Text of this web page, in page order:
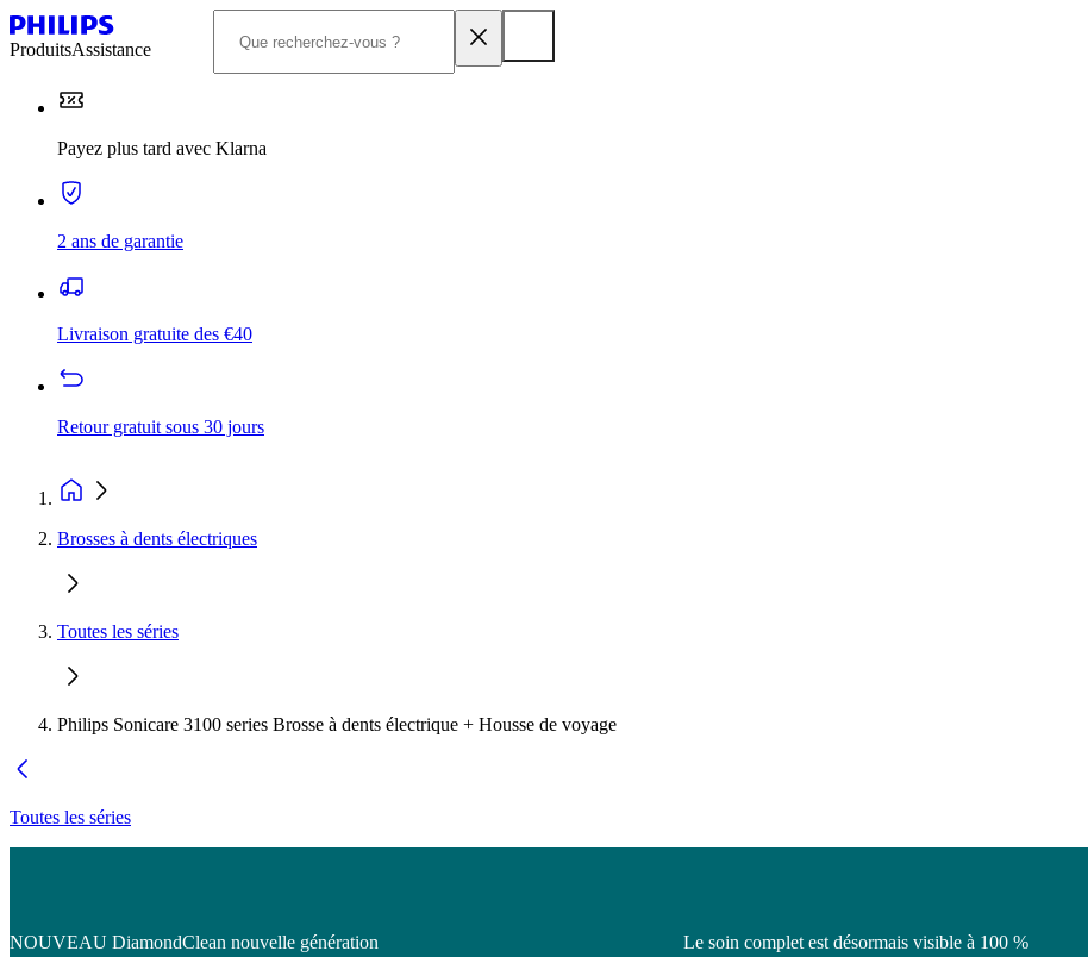
ProduitsAssistance
Payez plus tard avec Klarna
2 ans de garantie
Livraison gratuite des €40
Retour gratuit sous 30 jours
Brosses à dents électriques
Toutes les séries
Philips Sonicare 3100 series Brosse à dents électrique + Housse de voyage
Toutes les séries
NOUVEAU DiamondClean nouvelle génération Le soin complet est désormais visible à 100 %